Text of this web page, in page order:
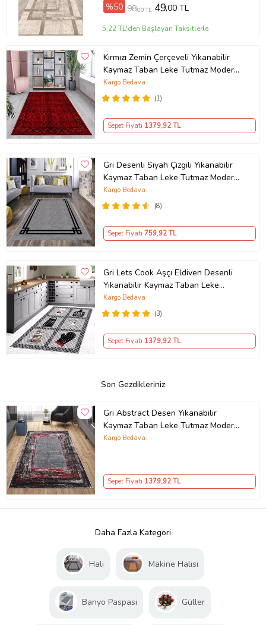
%50 98,00 TL 49,00 TL
5,22 TL'den Başlayan Taksitlerle
Kırmızı Zemin Çerçeveli Yıkanabilir
Kaymaz Taban Leke Tutmaz Modern
Salon Halısı ve Yolluk (Koyu Kırmızı)
(1)
Kargo Bedava
Sepet Fiyatı 1379,92 TL
Gri Desenli Siyah Çizgili Yıkanabilir
Kaymaz Taban Leke Tutmaz Modern
Salon Halısı ve Yolluk
(8)
Kargo Bedava
Sepet Fiyatı 759,92 TL
Gri Lets Cook Aşçı Eldiven Desenli
Yıkanabilir Kaymaz Taban Leke
Tutmaz Modern Mutfak Halısı
(3)
Kargo Bedava
Sepet Fiyatı 1379,92 TL
Son Gezdikleriniz
Gri Abstract Desen Yıkanabilir
Kaymaz Taban Leke Tutmaz Modern
Salon Halısı ve Yolluk
Kargo Bedava
Sepet Fiyatı 1379,92 TL
Daha Fazla Kategori
Halı Makine Halısı
Banyo Paspası Güller